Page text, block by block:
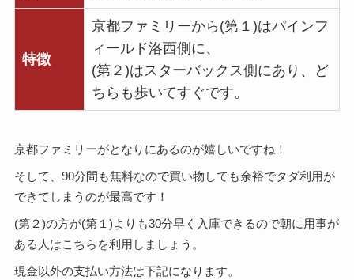
特徴
京都ファミリーから(第１)はパインフ
ィールド洛西側に、
(第２)はスターバックス側にあり、ど
ちらも歩いてすぐです。
京都ファミリーがとなりにあるのが嬉しいですね！
そして、90分間も無料なので買い物しても余裕でタダ利用が
できてしまうのが最高です！
(第２)の方が(第１)よりも30分早く入庫できるので朝に用事が
ある人はこちらを利用しましょう。
現金以外の支払い方法は下記になります。